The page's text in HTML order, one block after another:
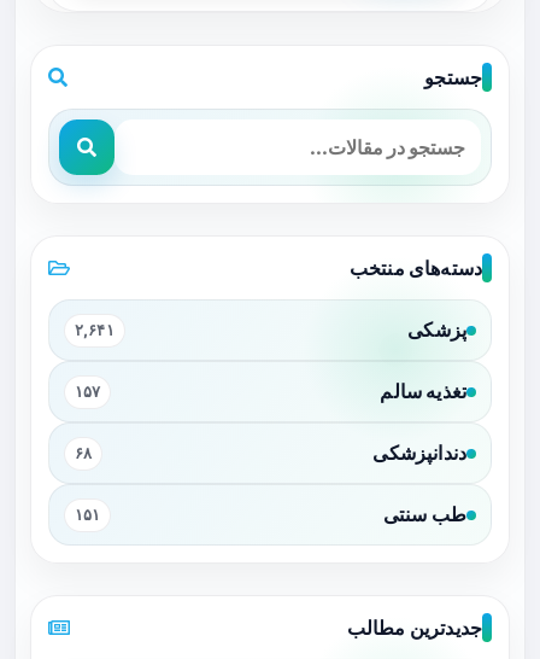
جستجو
دسته‌های منتخب
پزشکی ۲,۶۴۱
تغذیه سالم ۱۵۷
دندانپزشکی ۶۸
طب سنتی ۱۵۱
جدیدترین مطالب